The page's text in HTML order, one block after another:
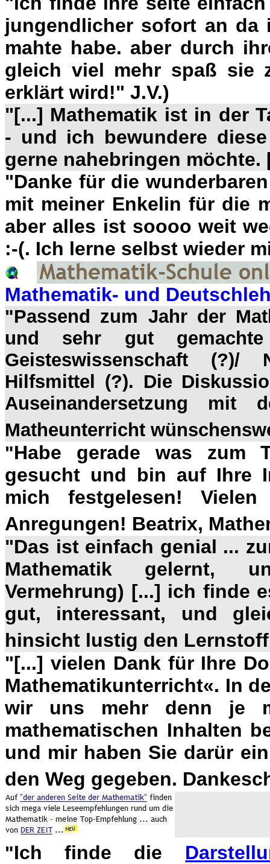
jungendlicher sofort an da
mahte habe. aber durch
gleich viel mehr spaß sie
erklärt wird!" J.V.)
"[...] Mathematik ist in der
- und ich bewundere
gerne nahebringen möchte.
"Danke für die
mit meiner Enkelin für die
aber alles ist soooo weit
:-(. Ich lerne selbst wieder
Mathematik- und
"Passend zum Jahr der
und sehr gut
Geisteswissenschaft
Hilfsmittel (?). Die
Auseinandersetzung
Matheunterricht
"Habe gerade was zum
gesucht und bin auf Ihre
mich festgelesen!
Anregungen! Beatrix,
"Das ist einfach genial ...
Mathematik gelernt,
Vermehrung) [...] ich finde
gut, interessant, und
hinsicht lustig den
"[...] vielen Dank für Ihre
Mathematikunterricht«. In
wir uns mehr denn je
mathematischen Inhalten
und mir haben Sie darür
den Weg gegeben.
"Ich finde die